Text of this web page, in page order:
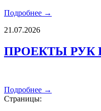
Подробнее →
21.07.2026
ПРОЕКТЫ РУК
Подробнее →
Страницы: